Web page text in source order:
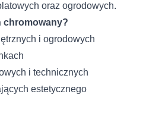
oraz ogrodowych.
chromowany?
i ogrodowych
i technicznych
estetycznego